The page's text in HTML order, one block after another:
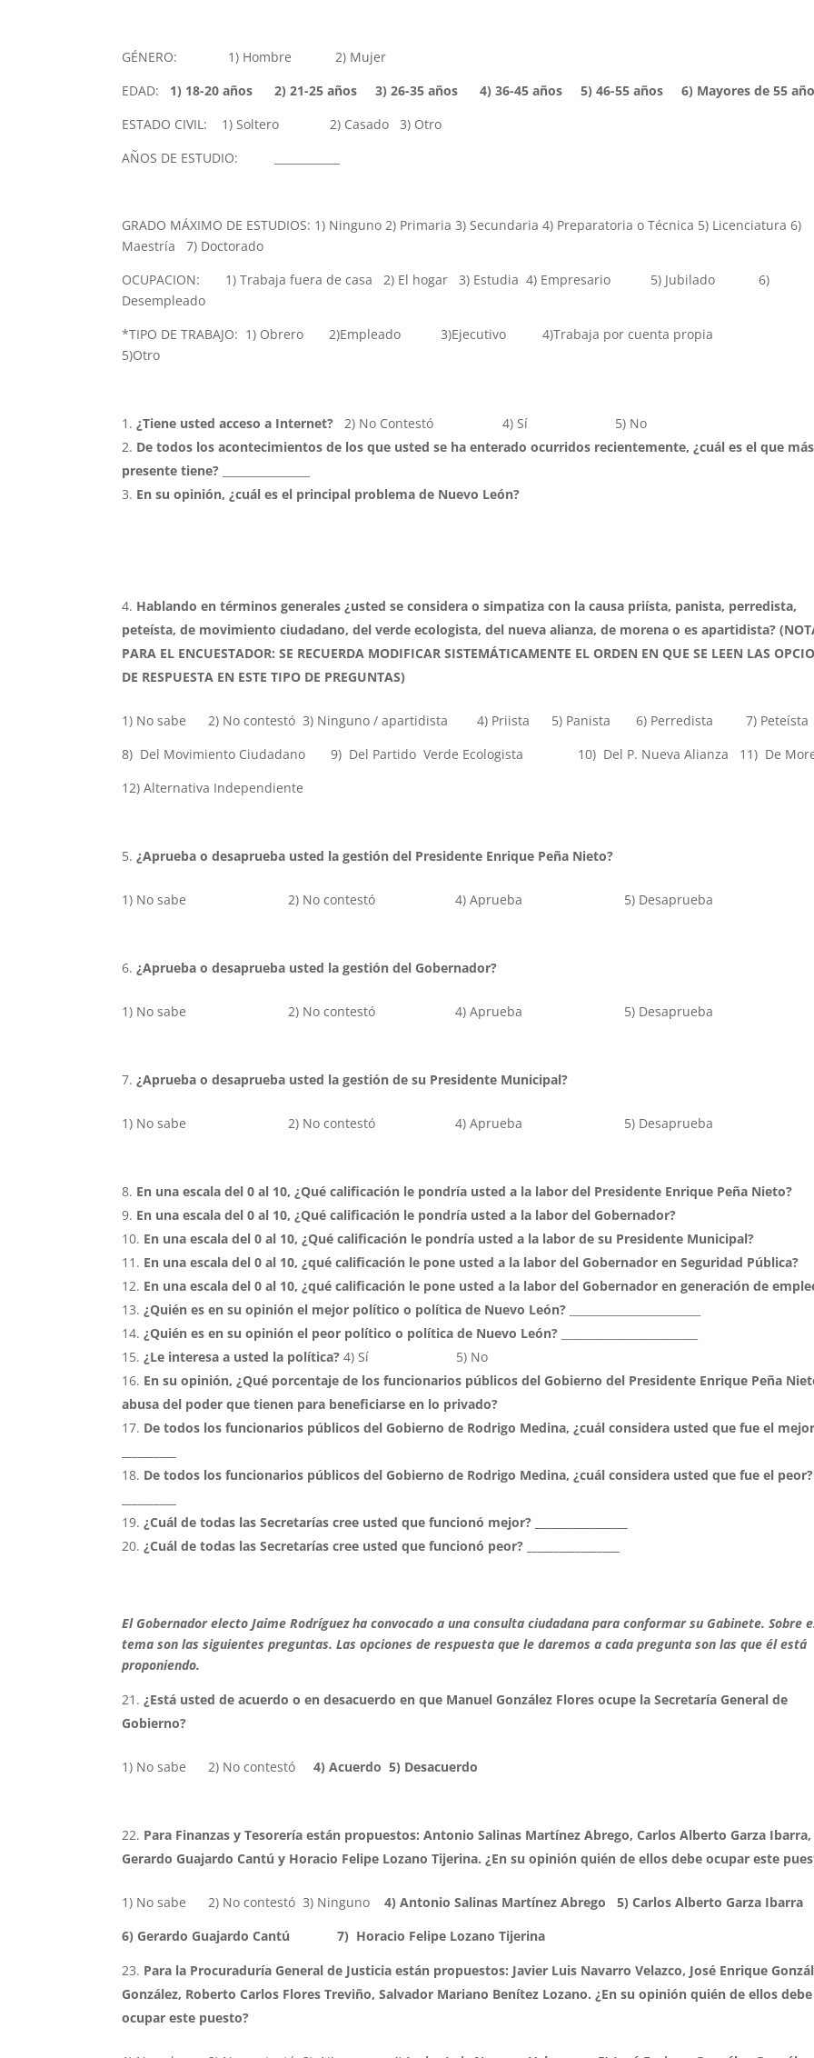
GÉNERO: 1) Hombre 2) Mujer
EDAD: 1) 18-20 años 2) 21-25 años 3) 26-35 años 4) 36-45 años 5) 46-55 años 6) Mayores de 55
ESTADO CIVIL: 1) Soltero 2) Casado 3) Otro
AÑOS DE ESTUDIO: ____________
GRADO MÁXIMO DE ESTUDIOS: 1) Ninguno 2) Primaria 3) Secundaria 4) Preparatoria o Técnica 5) Licenciatura 6)
Maestría 7) Doctorado
OCUPACION: 1) Trabaja fuera de casa 2) El hogar 3) Estudia 4) Empresario 5) Jubilado 6)
Desempleado
*TIPO DE TRABAJO: 1) Obrero 2)Empleado 3)Ejecutivo 4)Trabaja por cuenta
5)Otro
¿Tiene usted acceso a Internet? 2) No Contestó 4) Sí 5) No
De todos los acontecimientos de los que usted se ha enterado ocurridos recientemente, ¿cuál es el que más
presente tiene?
En su opinión, ¿cuál es el principal problema de Nuevo León?
Hablando en términos generales ¿usted se considera o simpatiza con la causa priísta, panista, perredista,
peteísta, de movimiento ciudadano, del verde ecologista, del nueva alianza, de morena o es apartidista?
PARA EL ENCUESTADOR: SE RECUERDA MODIFICAR SISTEMÁTICAMENTE EL ORDEN EN QUE SE LEEN LAS
DE RESPUESTA EN ESTE TIPO DE PREGUNTAS)
1) No sabe 2) No contestó 3) Ninguno / apartidista 4) Priista 5) Panista 6) Perredista 7) Peteísta
8) Del Movimiento Ciudadano 9) Del Partido Verde Ecologista 10) Del P. Nueva Alianza 11) De
12) Alternativa Independiente
¿Aprueba o desaprueba usted la gestión del Presidente Enrique Peña Nieto?
1) No sabe 2) No contestó 4) Aprueba 5) Desaprueba
¿Aprueba o desaprueba usted la gestión del Gobernador?
1) No sabe 2) No contestó 4) Aprueba 5) Desaprueba
¿Aprueba o desaprueba usted la gestión de su Presidente Municipal?
1) No sabe 2) No contestó 4) Aprueba 5) Desaprueba
En una escala del 0 al 10, ¿Qué calificación le pondría usted a la labor del Presidente Enrique Peña Nieto?
En una escala del 0 al 10, ¿Qué calificación le pondría usted a la labor del Gobernador?
En una escala del 0 al 10, ¿Qué calificación le pondría usted a la labor de su Presidente Municipal?
En una escala del 0 al 10, ¿qué calificación le pone usted a la labor del Gobernador en Seguridad Pública?
En una escala del 0 al 10, ¿qué calificación le pone usted a la labor del Gobernador en generación de
¿Quién es en su opinión el mejor político o política de Nuevo León?
¿Quién es en su opinión el peor político o política de Nuevo León?
¿Le interesa a usted la política?4) Sí 5) No
En su opinión,¿Qué porcentaje de los funcionarios públicos del Gobierno del Presidente Enrique Peña
abusa del poder que tienen para beneficiarse en lo privado?
De todos los funcionarios públicos del Gobierno de Rodrigo Medina, ¿cuál considera usted que fue el
De todos los funcionarios públicos del Gobierno de Rodrigo Medina, ¿cuál considera usted que fue el peor?
¿Cuál de todas las Secretarías cree usted que funcionó mejor? _________________
¿Cuál de todas las Secretarías cree usted que funcionó peor? _________________
El Gobernador electo Jaime Rodríguez ha convocado a una consulta ciudadana para conformar su Gabinete. Sobre
tema son las siguientes preguntas. Las opciones de respuesta que le daremos a cada pregunta son las que él está
proponiendo.
¿Está usted de acuerdo o en desacuerdo en que Manuel González Flores ocupe la Secretaría General de
Gobierno?
1) No sabe 2) No contestó 4) Acuerdo 5) Desacuerdo
Para Finanzas y Tesorería están propuestos:Antonio Salinas Martínez Abrego, Carlos Alberto Garza Ibarra,
Gerardo Guajardo Cantú y Horacio Felipe Lozano Tijerina.¿En su opinión quién de ellos debe ocupar este
1) No sabe 2) No contestó 3) Ninguno 4) Antonio Salinas Martínez Abrego 5) Carlos Alberto Garza Ibarra
6) Gerardo Guajardo Cantú 7) Horacio Felipe Lozano Tijerina
Para la Procuraduría General de Justicia están propuestos: Javier Luis Navarro Velazco, José Enrique
González, Roberto Carlos Flores Treviño, Salvador Mariano Bení­tez Lozano.¿En su opinión quién de ellos debe
ocupar este puesto?